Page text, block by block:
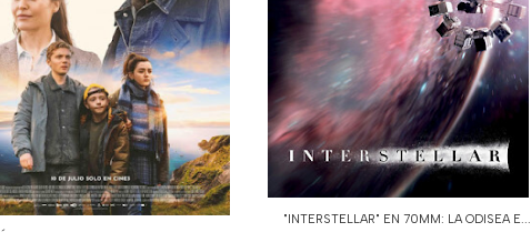
"INTERSTELLAR" EN 70MM: LA ODISEA E...